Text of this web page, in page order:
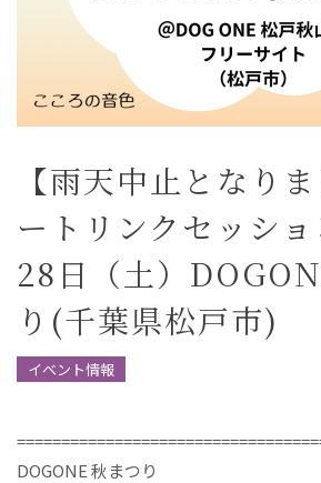
【雨天中止となり
ートリンクセッシ
28日（土）
り(千葉県松戸市)
イベント情報
DOGONE 秋まつり